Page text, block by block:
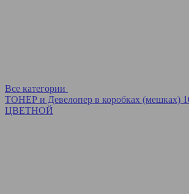
Все категории
ТОНЕР и Девелопер в коробках (мешках)
ЦВЕТНОЙ